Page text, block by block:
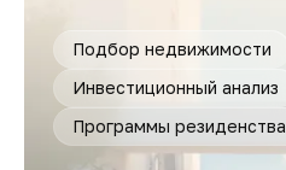
Подбор недвижимости
Инвестиционный анализ
Программы резиденства